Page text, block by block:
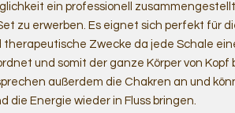
ein professionell
zu erwerben. Es eignet sich perfekt für
therapeutische Zwecke da jede Schale
und somit der ganze Körper von Kopf
außerdem die Chakren an und
die Energie wieder in Fluss bringen.